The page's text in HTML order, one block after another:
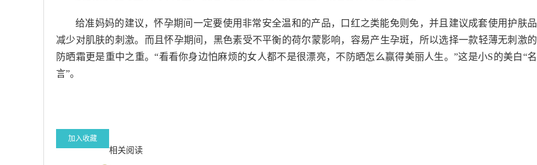
给准妈妈的建议，怀孕期间一定要使用非常安全温和的产品，口红之类能免则免，并且建议成套使用护肤品
减少对肌肤的刺激。而且怀孕期间，黑色素受不平衡的荷尔蒙影响，容易产生孕斑，所以选择一款轻薄无刺激的
防晒霜更是重中之重。“看看你身边怕麻烦的女人都不是很漂亮，不防晒怎么赢得美丽人生。”这是小S的美白“名
言”。
加入收藏
相关阅读